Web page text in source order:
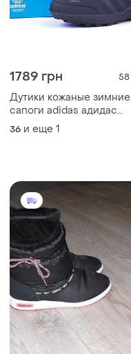
1789 грн 58
Дутики кожаные зимние
сапоги adidas адидас
climaprof женские
36 и еще 1